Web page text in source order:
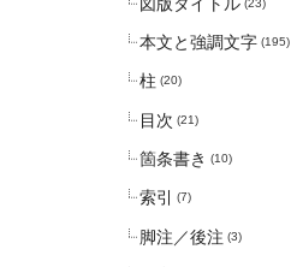
(23)
本文と強調文字 (195)
柱 (20)
目次 (21)
箇条書き (10)
索引 (7)
脚注／後注 (3)